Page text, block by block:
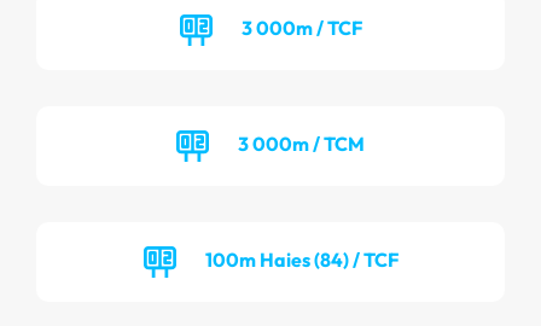
3 000m / TCF
3 000m / TCM
100m Haies (84) / TCF